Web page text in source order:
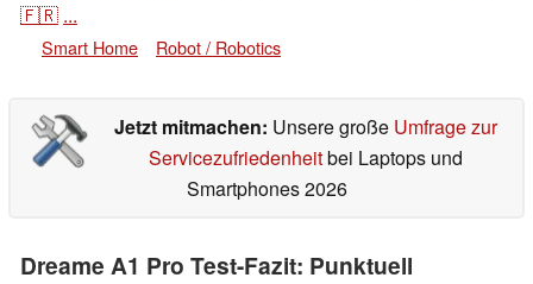
🇫🇷 ...
Smart Home Robot / Robotics
Jetzt mitmachen: Unsere große Umfrage zur
Servicezufriedenheitbei Laptops und
Smartphones 2026
Dreame A1 Pro Test-Fazit: Punktuell